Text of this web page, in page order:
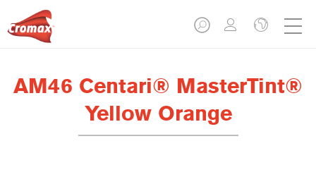
AM46 Centari® MasterTint®
Yellow Orange